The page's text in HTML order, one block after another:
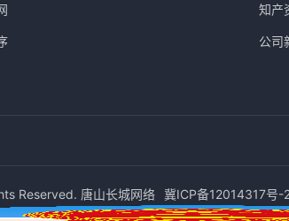
知产
公司
Reserved. 唐山长城网络 冀ICP备12014317号-